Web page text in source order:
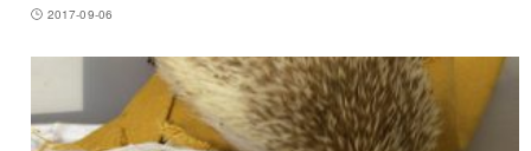
2017-09-06